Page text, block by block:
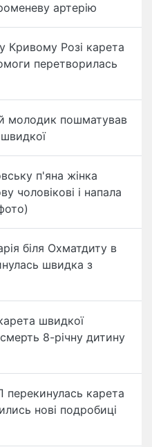
артерію
Кривому Розі карета
перетворилась
молодик пошматував
п'яна жінка
чоловікові і напала
біля Охматдиту в
швидка з
швидкої
8-річну дитину
перекинулась карета
нові подробиці